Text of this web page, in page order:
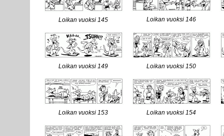
Loikan vuoksi 145 Loikan vuoksi 146
Loikan vuoksi 149 Loikan vuoksi 150
Loikan vuoksi 153 Loikan vuoksi 154